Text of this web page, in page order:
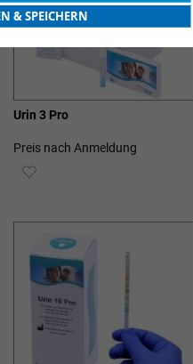
Urin 3 Pro
Preis nach Anmeldung
ZUR
& SPEICHERN